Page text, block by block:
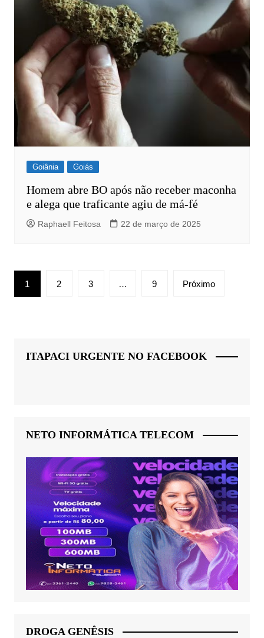
Goiânia Goiás
Homem abre BO após não receber maconha
e alega que traficante agiu de má-fé
Raphaell Feitosa 22 de março de 2025
Paginação
de
1 2 3 … 9 Próximo
ITAPACI URGENTE NO FACEBOOK
NETO INFORMÁTICA TELECOM
DROGA GENÊSIS